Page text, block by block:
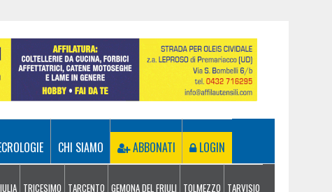
CHI SIAMO ABBONATI LOGIN
TRICESIMO TARCENTO GEMONA DEL FRIULI TOLMEZZO TARVISIO